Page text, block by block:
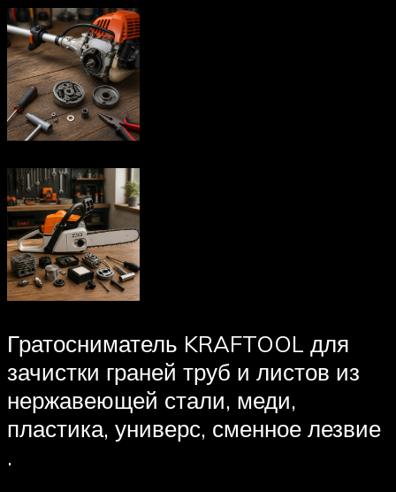
Гратосниматель KRAFTOOL для
зачистки граней труб и листов из
нержавеющей стали, меди,
пластика, универс, сменное лезвие
.